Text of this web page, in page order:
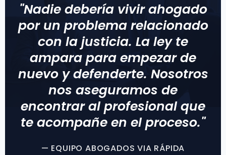
"Nadie debería vivir ahogado
por un problema relacionado
con la justicia. La ley te
ampara para empezar de
nuevo y defenderte. Nosotros
nos aseguramos de
encontrar al profesional que
te acompañe en el proceso."
— EQUIPO ABOGADOS VIA RÁPIDA